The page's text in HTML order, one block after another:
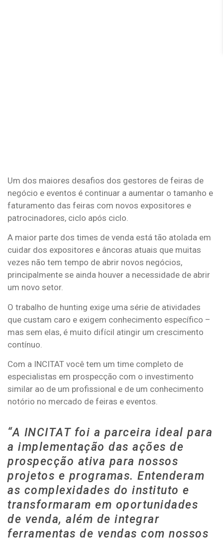
Um dos maiores desafios dos gestores de feiras de
negócio e eventos é continuar a aumentar o tamanho e
faturamento das feiras com novos expositores e
patrocinadores, ciclo após ciclo.
A maior parte dos times de venda está tão atolada em
cuidar dos expositores e âncoras atuais que muitas
vezes não tem tempo de abrir novos negócios,
principalmente se ainda houver a necessidade de abrir
um novo setor.
O trabalho de hunting exige uma série de atividades
que custam caro e exigem conhecimento específico –
mas sem elas, é muito difícil atingir um crescimento
contínuo.
Com a INCITAT você tem um time completo de
especialistas em prospecção com o investimento
similar ao de um profissional e de um conhecimento
notório no mercado de feiras e eventos.
“A INCITAT foi a parceira ideal para
a implementação das ações de
prospecção ativa para nossos
projetos e programas. Entenderam
as complexidades do instituto e
transformaram em oportunidades
de venda, além de integrar
ferramentas de vendas com nossos